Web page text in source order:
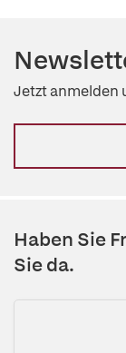
Jetzt anmelden
Haben Sie
Sie da.